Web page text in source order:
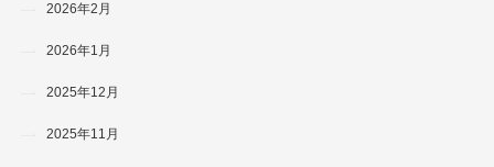
2026年2月
2026年1月
2025年12月
2025年11月